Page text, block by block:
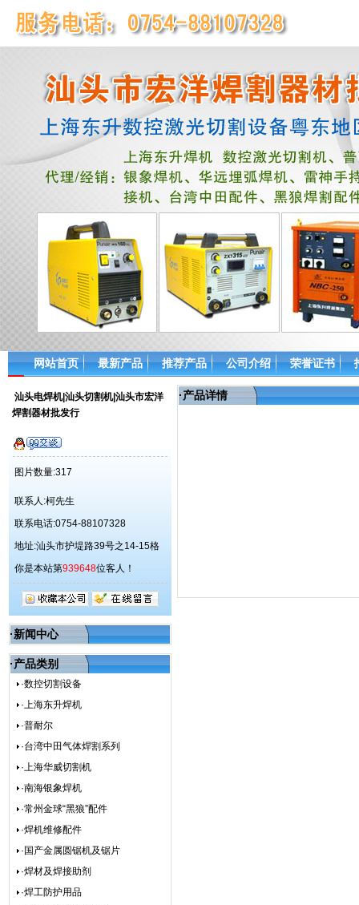
网站首页 最新产品 推荐产品 公司介绍 荣誉证书
汕头电焊机|汕头切割机|汕头市宏洋
焊割器材批发行
图片数量:317
联系人:柯先生
联系电话:0754-88107328
地址:汕头市护堤路39号之14-15格
你是本站第939648位客人！
·新闻中心
·产品类别
·数控切割设备
·上海东升焊机
·普耐尔
·台湾中田气体焊割系列
·上海华威切割机
·南海银象焊机
·常州金球“黑狼”配件
·焊机维修配件
·国产金属圆锯机及锯片
·焊材及焊接助剂
·焊工防护用品
·产品详情